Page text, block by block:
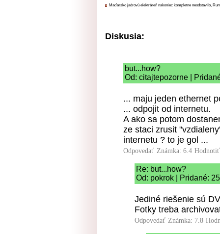
Maďarsko jadrovú elektráreň nakoniec kompletne neodstavilo,
Diskusia:
but...how?
Od: citajtepozorne |
... maju jeden ethernet
... odpojit od internetu.
A ako sa potom
ze staci zrusit
internetu ? to je gol ...
Odpovedať Známka: 6.4
Re: but...how?
Od: pokrok | Pridané:
Jediné riešenie sú
Fotky treba
Odpovedať Známka: 7.8